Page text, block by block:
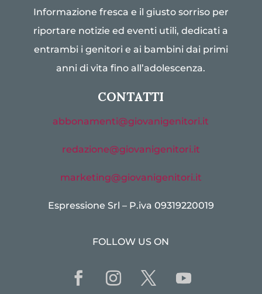
Informazione fresca e il giusto sorriso per
riportare notizie ed eventi utili, dedicati a
entrambi i genitori e ai bambini dai primi
anni di vita fino all’adolescenza.
CONTATTI
abbonamenti@giovanigenitori.it
redazione@giovanigenitori.it
marketing@giovanigenitori.it
Espressione Srl – P.iva 09319220019
FOLLOW US ON